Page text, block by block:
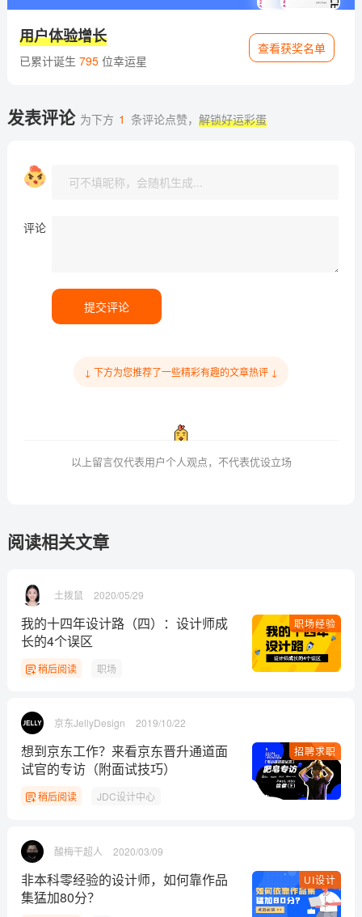
用户体验增长
已累计诞生 795位幸运星
查看获奖名单
发表评论 为下方 1 条评论点赞，解锁好运彩蛋
评论
提交评论
↓ 下方为您推荐了一些精彩有趣的文章热评 ↓
以上留言仅代表用户个人观点，不代表优设立场
阅读相关文章
土拨鼠 2020/05/29
职场经验
我的十四年设计路（四）：设计师成
长的4个误区
稍后阅读 职场
京东JellyDesign 2019/10/22
招聘求职
想到京东工作？来看京东晋升通道面
试官的专访（附面试技巧）
稍后阅读 JDC设计中心
酸梅干超人 2020/03/09
UI设计
非本科零经验的设计师，如何靠作品
集猛加80分？